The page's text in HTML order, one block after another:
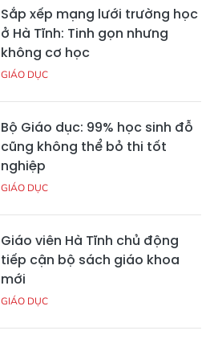
Sắp xếp mạng lưới trường học
ở Hà Tĩnh: Tinh gọn nhưng
không cơ học
GIÁO DỤC
Bộ Giáo dục: 99% học sinh đỗ
cũng không thể bỏ thi tốt
nghiệp
GIÁO DỤC
Giáo viên Hà Tĩnh chủ động
tiếp cận bộ sách giáo khoa
mới
GIÁO DỤC